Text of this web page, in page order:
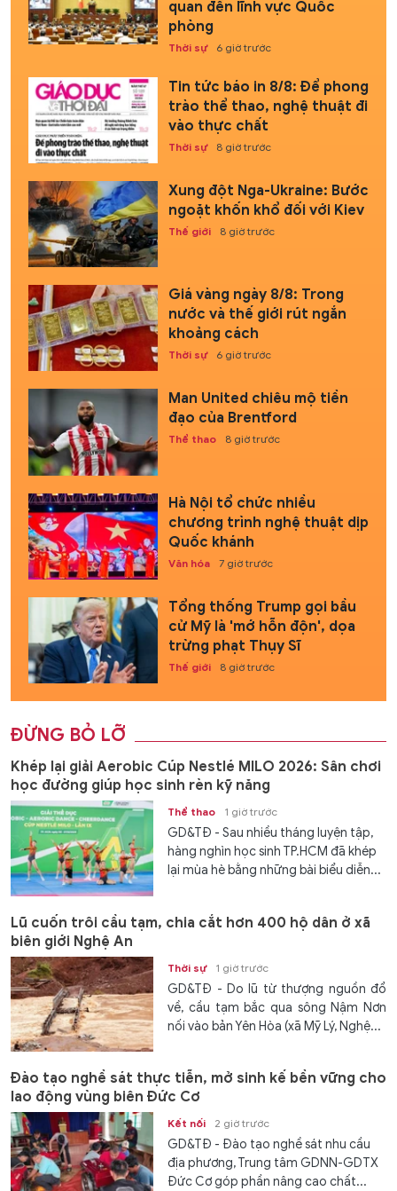
quan đến lĩnh vực Quốc
phòng
Thời sự 6 giờ trước
Tin tức báo in 8/8: Để phong
trào thể thao, nghệ thuật đi
vào thực chất
Thời sự 8 giờ trước
Xung đột Nga-Ukraine: Bước
ngoặt khốn khổ đối với Kiev
Thế giới 8 giờ trước
Giá vàng ngày 8/8: Trong
nước và thế giới rút ngắn
khoảng cách
Thời sự 6 giờ trước
Man United chiêu mộ tiền
đạo của Brentford
Thể thao 8 giờ trước
Hà Nội tổ chức nhiều
chương trình nghệ thuật dịp
Quốc khánh
Văn hóa 7 giờ trước
Tổng thống Trump gọi bầu
cử Mỹ là 'mớ hỗn độn', dọa
trừng phạt Thụy Sĩ
Thế giới 8 giờ trước
ĐỪNG BỎ LỠ
Khép lại giải Aerobic Cúp Nestlé MILO 2026: Sân chơi
học đường giúp học sinh rèn kỹ năng
Thể thao 1 giờ trước
GD&TĐ - Sau nhiều tháng luyện tập,
hàng nghìn học sinh TP.HCM đã khép
lại mùa hè bằng những bài biểu diễn...
Lũ cuốn trôi cầu tạm, chia cắt hơn 400 hộ dân ở xã
biên giới Nghệ An
Thời sự 1 giờ trước
GD&TĐ - Do lũ từ thượng nguồn đổ
về, cầu tạm bắc qua sông Nậm Nơn
nối vào bản Yên Hòa (xã Mỹ Lý, Nghệ...
Đào tạo nghề sát thực tiễn, mở sinh kế bền vững cho
lao động vùng biên Đức Cơ
Kết nối 2 giờ trước
GD&TĐ - Đào tạo nghề sát nhu cầu
địa phương, Trung tâm GDNN-GDTX
Đức Cơ góp phần nâng cao chất...